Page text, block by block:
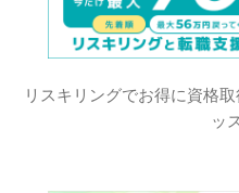
リスキリングでお得に資格
ッ